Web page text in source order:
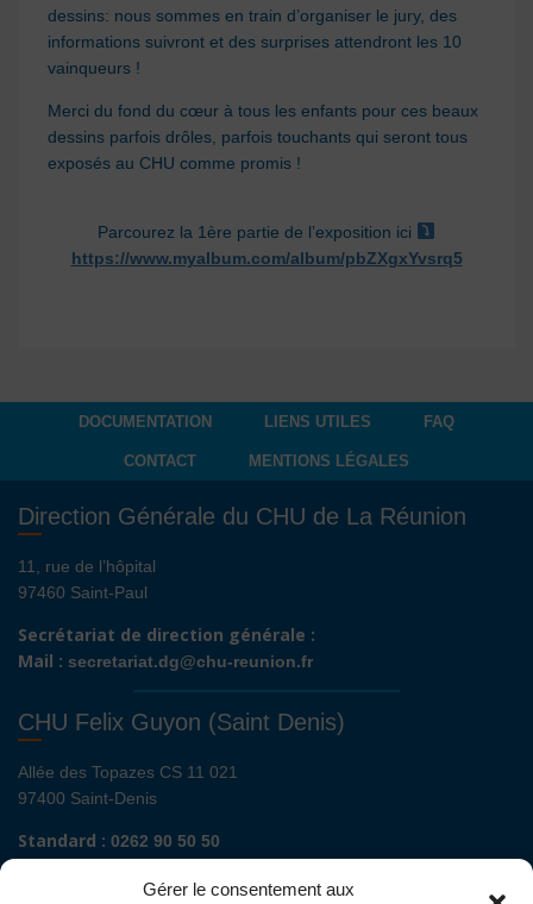
Gérer le consentement aux
dessins: nous sommes en train d’organiser le jury, des
informations suivront et des surprises attendront les 10
vainqueurs !
Merci du fond du cœur à tous les enfants pour ces beaux
dessins parfois drôles, parfois touchants qui seront tous
exposés au CHU comme promis !
Parcourez la 1ère partie de l’exposition ici
https://www.myalbum.com/album/pbZXgxYvsrq5
DOCUMENTATION LIENS UTILES FAQ
CONTACT MENTIONS LÉGALES
Direction Générale du CHU de La Réunion
11, rue de l’hôpital
97460 Saint-Paul
Secrétariat de direction générale :
Mail : secretariat.dg@chu-reunion.fr
CHU Felix Guyon (Saint Denis)
Allée des Topazes CS 11 021
97400 Saint-Denis
Standard : 0262 90 50 50
Renseignements admissions :
Secrétariat de direction de site :